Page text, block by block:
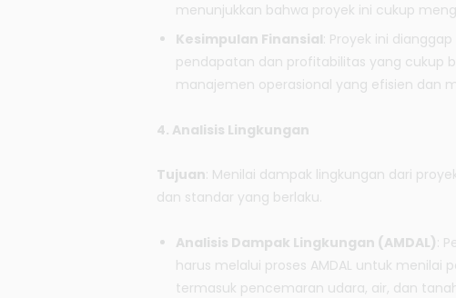
menunjukkan bahwa proyek ini cukup
Kesimpulan Finansial: Proyek ini
pendapatan dan profitabilitas yang cukup
manajemen operasional yang efisien dan
4. Analisis Lingkungan
Tujuan: Menilai dampak lingkungan dari
dan standar yang berlaku.
Analisis Dampak Lingkungan (AMDAL):
harus melalui proses AMDAL untuk
termasuk pencemaran udara, air, dan